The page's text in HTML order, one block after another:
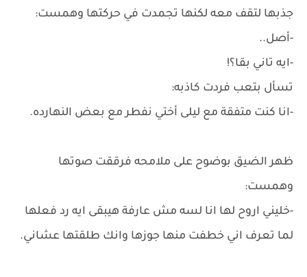
جذبها لتقف معه لكنها تجمدت في حركتها وهمست:
-أصل..
-ايه تاني بقا؟!
تسأل بتعب فردت كاذبه:
-انا كنت متفقة مع ليلى أختي نفطر مع بعض النهارده.
ظهر الضيق بوضوح على ملامحه فرققت صوتها
وهمست:
-خليني اروح لها انا لسه مش عارفة هيبقى ايه رد فعلها
لما تعرف اني خطفت منها جوزها وانك طلقتها عشاني.